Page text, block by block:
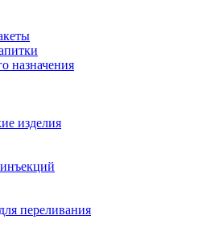
назначения
изделия
переливания